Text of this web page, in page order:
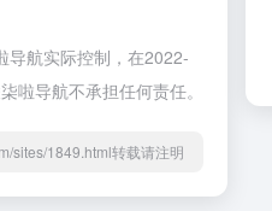
导航实际控制，在2022-
啦导航不承担任何责任。
sites/1849.html转载请注明